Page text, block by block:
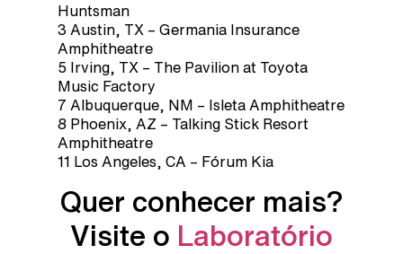
Huntsman
3 Austin, TX – Germania Insurance
Amphitheatre
5 Irving, TX – The Pavilion at Toyota
Music Factory
7 Albuquerque, NM – Isleta Amphitheatre
8 Phoenix, AZ – Talking Stick Resort
Amphitheatre
11 Los Angeles, CA – Fórum Kia
Quer conhecer mais?
Visite o Laboratório